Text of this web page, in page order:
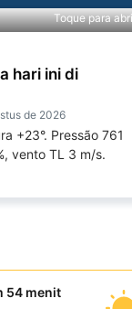
Toque para
hari ini di
de 2026
+23°. Pressão 761
vento TL 3 m/s.
54 menit